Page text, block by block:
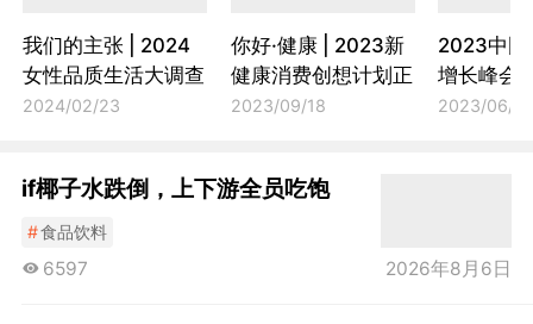
我们的主张 | 2024
女性品质生活大调查
正式启动
2024/02/23
你好·健康 | 2023新
健康消费创想计划正
式启动
2023/09/18
2023中国
增长峰会
应变求新
2023/06/27
if椰子水跌倒，上下游全员吃饱
#食品饮料
6597 2026年8月6日